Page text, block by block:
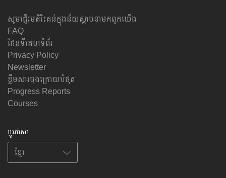
សូមផ្ញើរមតិរិះគន់ក្នុងន័យស្ថាបនាមកពួកយើង
FAQ
ផែនទីគេហទំព័រ
Privacy Policy
Newsletter
ខ្លឹមសារចុងក្រោយបំផុត
Progress Reports
Courses
ប្តូរភាសា